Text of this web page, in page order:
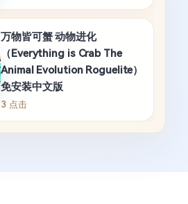
万物皆可蟹 动物进化
（Everything is Crab The
Animal Evolution Roguelite）
免安装中文版
3 点击